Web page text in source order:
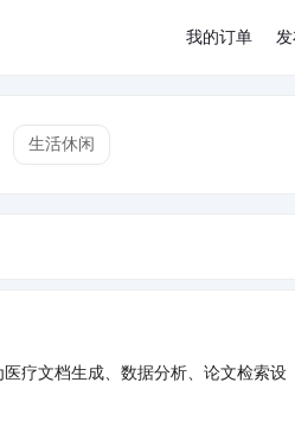
我的订单
生活休闲
疗文档生成、数据分析、论文检索设